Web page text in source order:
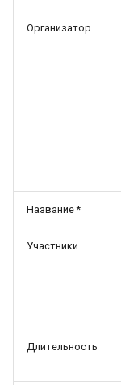
Организатор
Название *
Участники
Длительность